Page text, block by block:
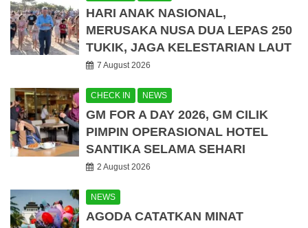
HARI ANAK NASIONAL,
MERUSAKA NUSA DUA LEPAS 250
TUKIK, JAGA KELESTARIAN LAUT
7 August 2026
CHECK IN NEWS
GM FOR A DAY 2026, GM CILIK
PIMPIN OPERASIONAL HOTEL
SANTIKA SELAMA SEHARI
2 August 2026
NEWS
AGODA CATATKAN MINAT